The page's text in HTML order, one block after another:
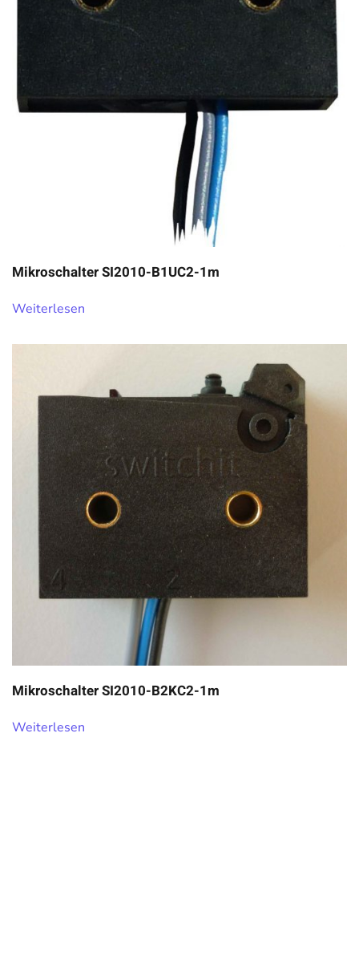
Mikroschalter SI2010-B1UC2-1m
Weiterlesen
Mikroschalter SI2010-B2KC2-1m
Weiterlesen